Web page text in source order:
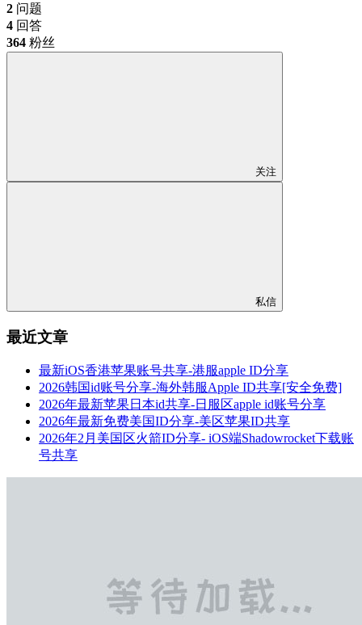
2 问题
4 回答
364 粉丝
关注
私信
最近文章
最新iOS香港苹果账号共享-港服apple ID分享
2026韩国id账号分享-海外韩服Apple ID共享[安全免费]
2026年最新苹果日本id共享-日服区apple id账号分享
2026年最新免费美国ID分享-美区苹果ID共享
2026年2月美国区火箭ID分享- iOS端Shadowrocket下载账
号共享